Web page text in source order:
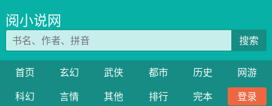
阅小说网
搜索
首页 玄幻 武侠 都市 历史
网游
科幻
言情 其他 排行 完本
登录